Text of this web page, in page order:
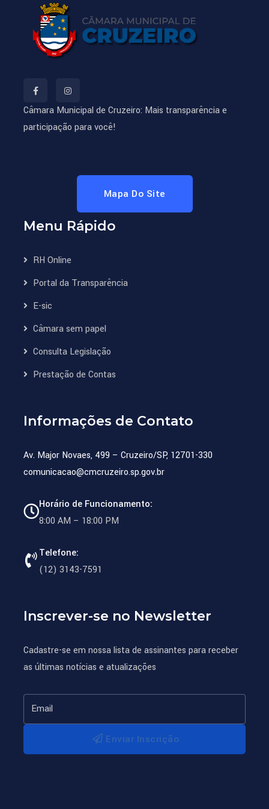
Câmara Municipal de Cruzeiro: Mais transparência e
participação para você!
Mapa Do Site
Menu Rápido
RH Online
Portal da Transparência
E-sic
Câmara sem papel
Consulta Legislação
Prestação de Contas
Informações de Contato
Av. Major Novaes, 499 – Cruzeiro/SP, 12701-330
comunicacao@cmcruzeiro.sp.gov.br
Horário de Funcionamento:
8:00 AM – 18:00 PM
Telefone:
(12) 3143-7591
Inscrever-se no Newsletter
Cadastre-se em nossa lista de assinantes para receber
as últimas notícias e atualizações
Enviar Inscrição